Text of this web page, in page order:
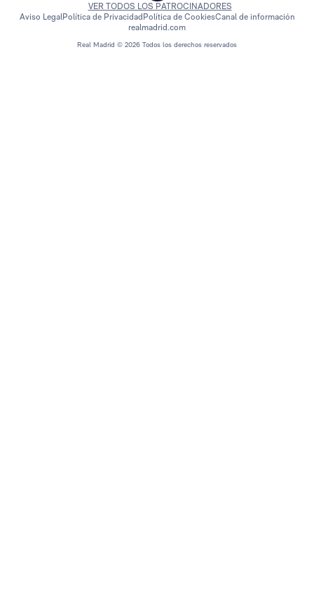
Real Madrid © 2026 Todos los derechos reservados
VER TODOS LOS PATROCINADORES
Aviso LegalPolítica de Privacidad Política de CookiesCanal de información
realmadrid.com